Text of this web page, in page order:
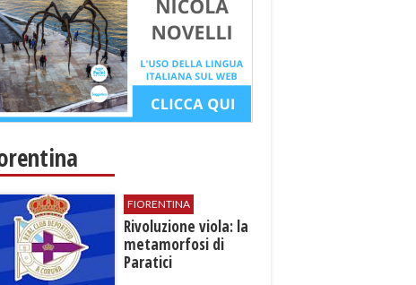
FIORENTINA
​Rivoluzione viola: la
metamorfosi di
Paratici